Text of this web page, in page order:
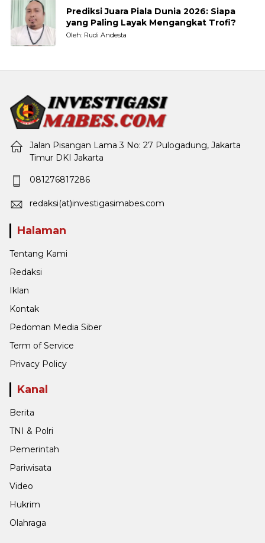
Prediksi Juara Piala Dunia 2026: Siapa
yang Paling Layak Mengangkat Trofi?
Oleh: Rudi Andesta
Jalan Pisangan Lama 3 No: 27 Pulogadung, Jakarta
Timur DKI Jakarta
081276817286
redaksi(at)investigasimabes.com
Halaman
Tentang Kami
Redaksi
Iklan
Kontak
Pedoman Media Siber
Term of Service
Privacy Policy
Kanal
Berita
TNI & Polri
Pemerintah
Pariwisata
Video
Hukrim
Olahraga